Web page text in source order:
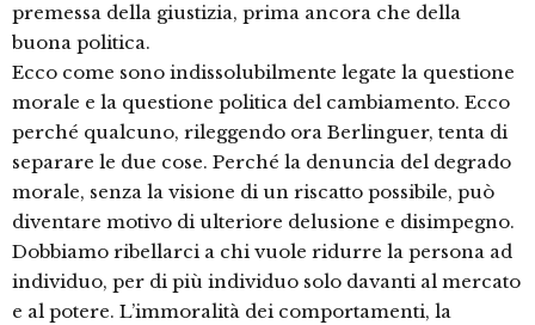
premessa della giustizia, prima ancora che della
buona politica.
Ecco come sono indissolubilmente legate la questione
morale e la questione politica del cambiamento. Ecco
perché qualcuno, rileggendo ora Berlinguer, tenta di
separare le due cose. Perché la denuncia del degrado
morale, senza la visione di un riscatto possibile, può
diventare motivo di ulteriore delusione e disimpegno.
Dobbiamo ribellarci a chi vuole ridurre la persona ad
individuo, per di più individuo solo davanti al mercato
e al potere. L’immoralità dei comportamenti, la